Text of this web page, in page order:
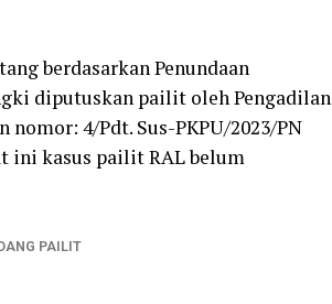
berdasarkan Penundaan
diputuskan pailit oleh Pengadilan
nomor: 4/Pdt. Sus-PKPU/2023/PN
ini kasus pailit RAL belum
PAILIT